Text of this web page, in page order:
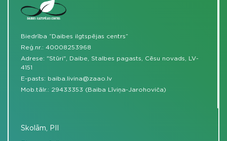
Biedrība “Daibes ilgtspējas centrs”
Reģ.nr.: 40008253968
Adrese: "Stūri", Daibe, Stalbes pagasts, Cēsu novads, LV-
4151
E-pasts: baiba.livina@zaao.lv
Mob.tālr.: 29433353 (Baiba Līviņa-Jarohoviča)
Skolām, PII